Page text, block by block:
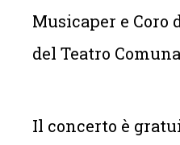
Musicaper e Coro
del Teatro
Il concerto è